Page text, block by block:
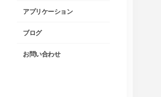
アプリケーション
ブログ
お問い合わせ